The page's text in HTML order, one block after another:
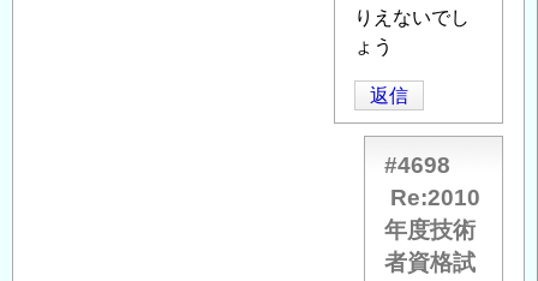
に
つ
て」
へ
りえないでし
ょう
返信
#4698
Re:2010
年度技術
者資格試